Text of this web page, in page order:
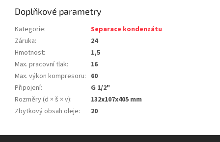
Doplňkové parametry
Kategorie:
Separace kondenzátu
Záruka:
24
Hmotnost:
1,5
Max. pracovní tlak:
16
Max. výkon kompresoru: 60
Připojení:
G 1/2"
Rozměry (d × š × v):
132x107x405 mm
Zbytkový obsah oleje: 20